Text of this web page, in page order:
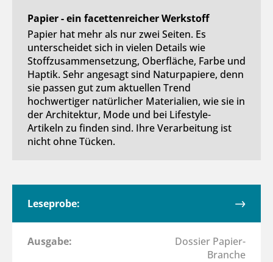
Papier - ein facettenreicher Werkstoff
Papier hat mehr als nur zwei Seiten. Es
unterscheidet sich in vielen Details wie
Stoffzusammensetzung, Oberfläche, Farbe und
Haptik. Sehr angesagt sind Naturpapiere, denn
sie passen gut zum aktuellen Trend
hochwertiger natürlicher Materialien, wie sie in
der Architektur, Mode und bei Lifestyle-
Artikeln zu finden sind. Ihre Verarbeitung ist
nicht ohne Tücken.
Leseprobe:
Ausgabe:
Dossier Papier-
Branche